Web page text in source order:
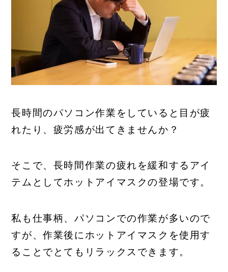
長時間のパソコン作業をしていると目が疲
れたり、疲労感が出てきませんか？
そこで、長時間作業の疲れを緩和するアイ
テムとしてホットアイマスクの登場です。
私も仕事柄、パソコンでの作業が多いので
すが、作業後にホットアイマスクを使用す
ることでとてもリラックスできます。